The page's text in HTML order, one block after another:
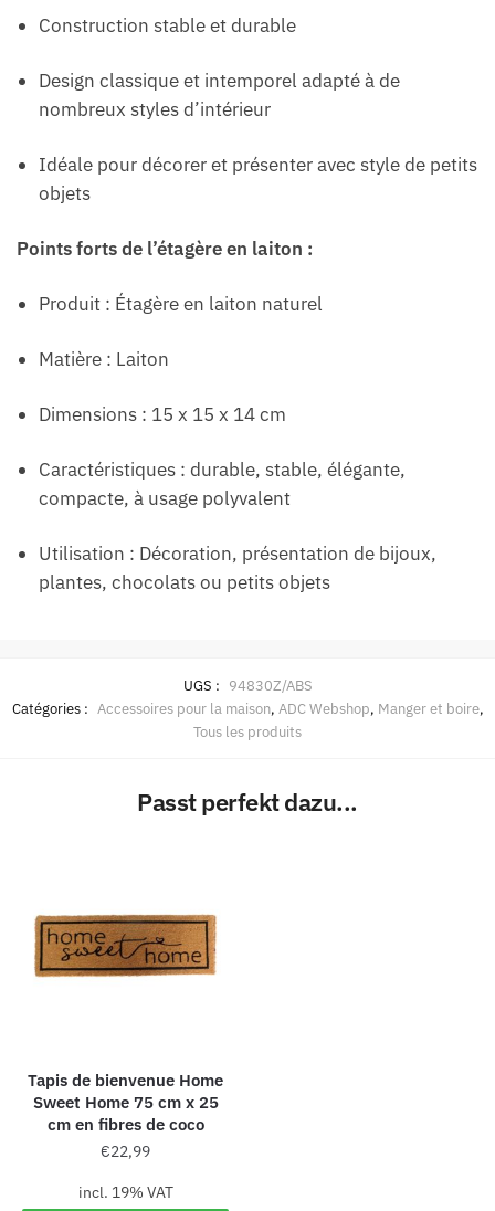
Construction stable et durable
Design classique et intemporel adapté à de
nombreux styles d’intérieur
Idéale pour décorer et présenter avec style de petits
objets
Points forts de l’étagère en laiton :
Produit : Étagère en laiton naturel
Matière : Laiton
Dimensions : 15 x 15 x 14 cm
Caractéristiques : durable, stable, élégante,
compacte, à usage polyvalent
Utilisation : Décoration, présentation de bijoux,
plantes, chocolats ou petits objets
UGS : 94830Z/ABS
Catégories : Accessoires pour la maison, ADC Webshop, Manger et boire,
Tous les produits
Passt perfekt dazu...
Tapis de bienvenue Home
Sweet Home 75 cm x 25
cm en fibres de coco
€22,99
incl. 19% VAT